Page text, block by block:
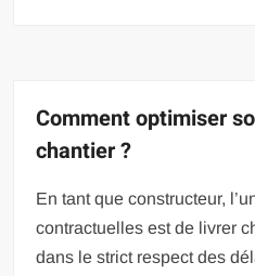
Comment optimiser
chantier ?
En tant que constructeur,
contractuelles est de livrer
dans le strict respect des